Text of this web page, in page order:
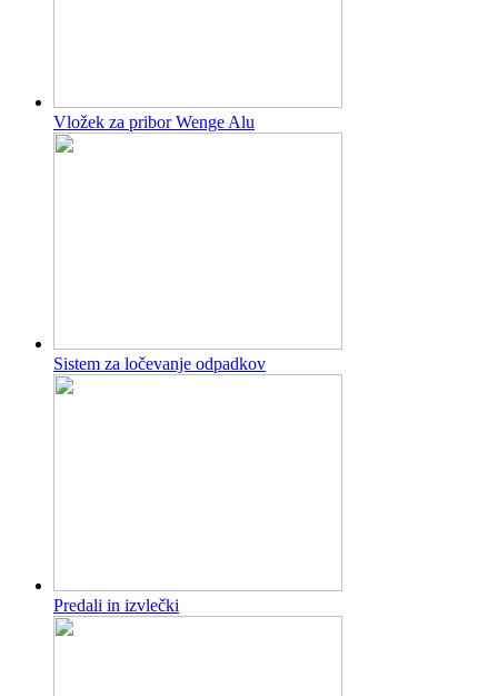
Vložek za pribor Wenge Alu
Sistem za ločevanje odpadkov
Predali in izvlečki